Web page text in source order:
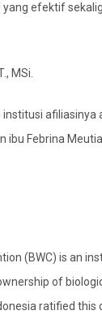
efektif
MSi.
afiliasinya
ibu Febrina
(BWC) is an
of
ratified this